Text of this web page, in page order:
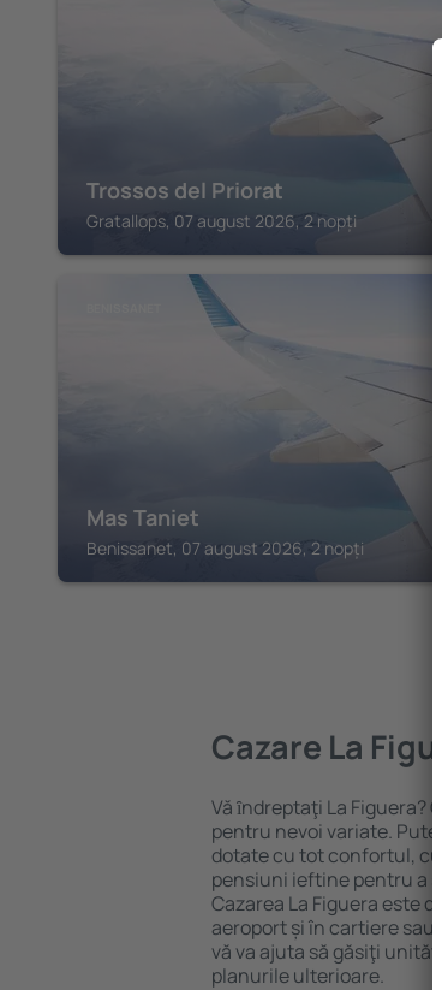
Trossos del Priorat
Gratallops, 07 august 2026, 2 nopți
Mas Taniet
Benissanet, 07 august 2026, 2 nopți
Cazare La
Vă ȋndreptaţi La Figuera?
pentru nevoi variate.
dotate cu tot confortul,
pensiuni ieftine pentru a
Cazarea La Figuera este
aeroport și în cartiere
vă va ajuta să găsiţi
planurile ulterioare.